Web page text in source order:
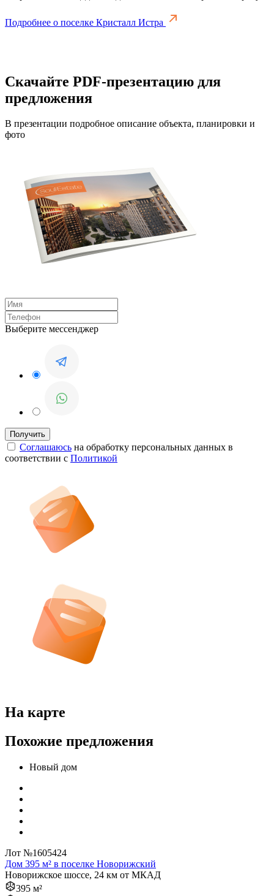
Подробнее о поселке Кристалл Истра
Скачайте PDF-презентацию для
предложения
В презентации подробное описание объекта, планировки и
фото
Выберите мессенджер
Соглашаюсь на обработку персональных данных в
соответствии с Политикой
На карте
Похожие предложения
Новый дом
Лот №1605424
Дом 395 м² в поселке Новорижский
Новорижское шоссе, 24 км от МКАД
395 м²